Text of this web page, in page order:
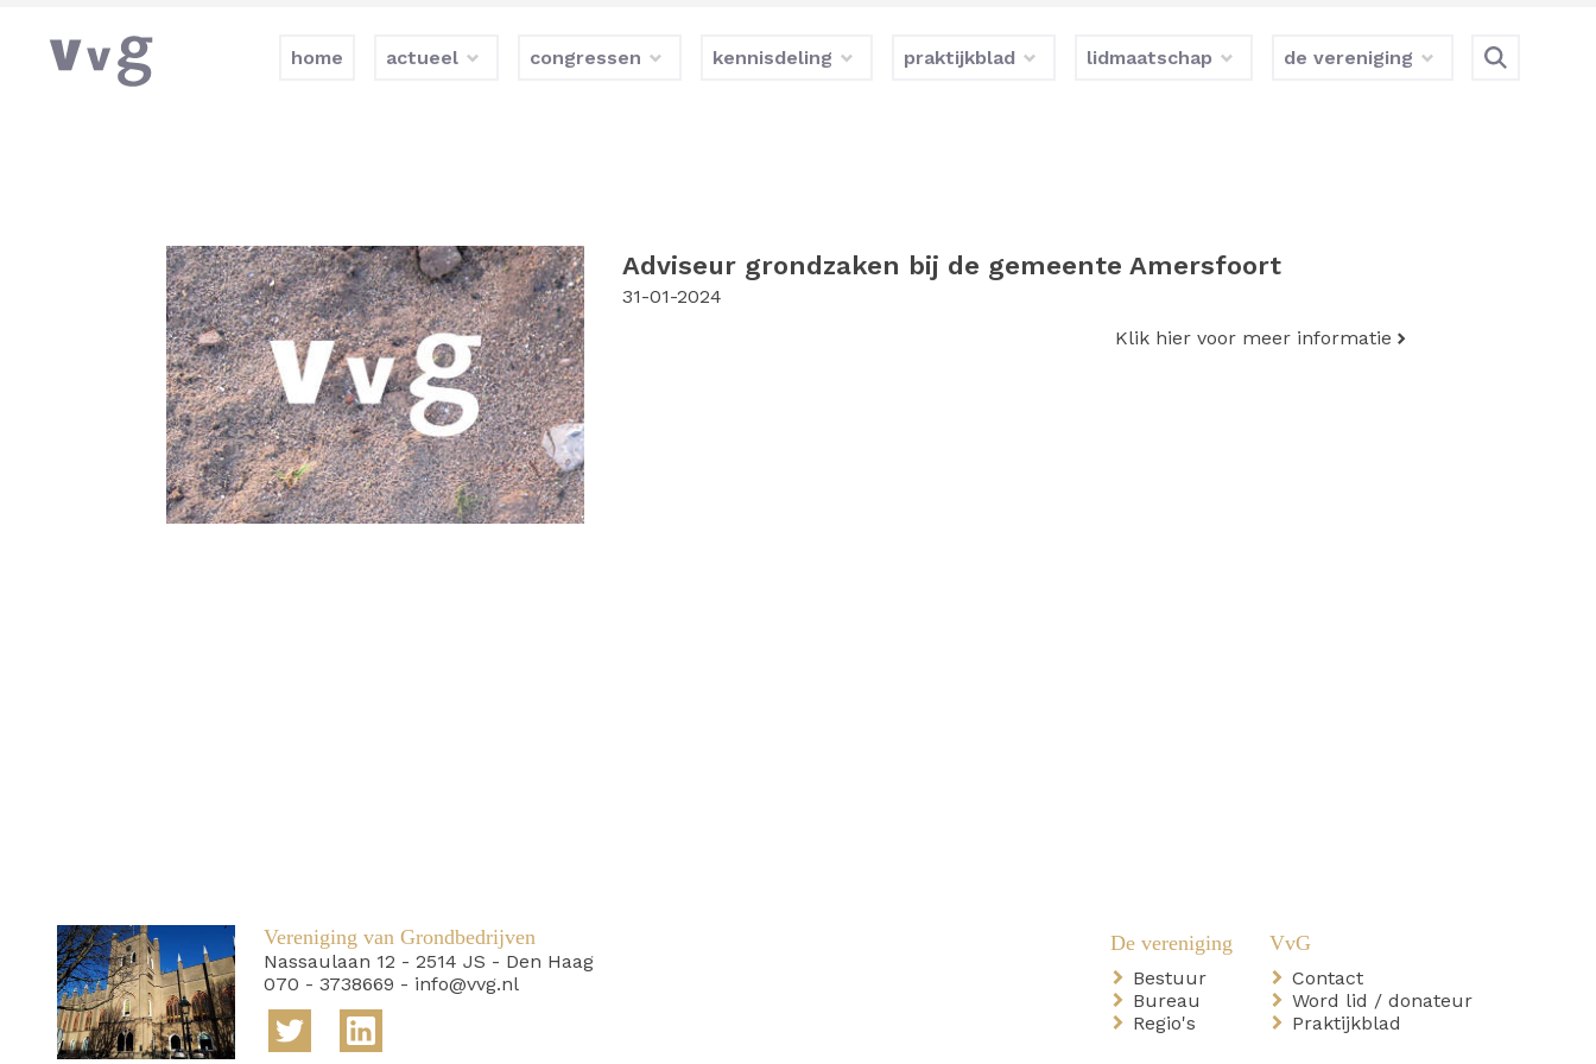
home actueel congressen kennisdeling praktijkblad lidmaatschap de vereniging
Adviseur grondzaken bij de gemeente Amersfoort
31-01-2024
Klik hier voor meer informatie
Vereniging van Grondbedrijven
Nassaulaan 12 - 2514 JS - Den Haag
070 - 3738669 - info@vvg.nl
Bestuur
Bureau
Regio's
Contact
Word lid / donateur
Praktijkblad